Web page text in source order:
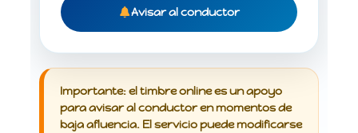
Avisar al conductor
Importante:el timbre online es un apoyo
para avisar al conductor en momentos de
baja afluencia. El servicio puede modificarse